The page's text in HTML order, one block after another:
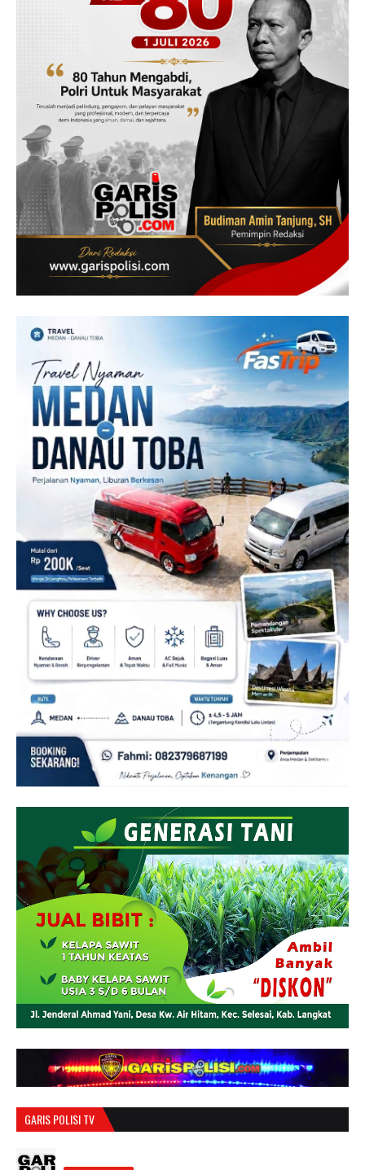
GARIS POLISI TV